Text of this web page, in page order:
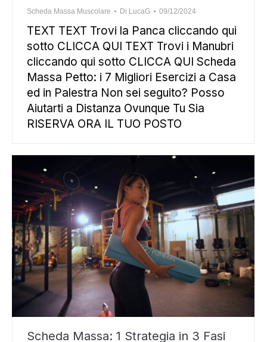
Scheda Massa Muscolare Di LucaG 09/12/2024
TEXT TEXT Trovi la Panca cliccando qui
sotto CLICCA QUI TEXT Trovi i Manubri
cliccando qui sotto CLICCA QUI Scheda
Massa Petto: i 7 Migliori Esercizi a Casa
ed in Palestra Non sei seguito? Posso
Aiutarti a Distanza Ovunque Tu Sia
RISERVA ORA IL TUO POSTO
Scheda Massa: 1 Strategia in 3 Fasi